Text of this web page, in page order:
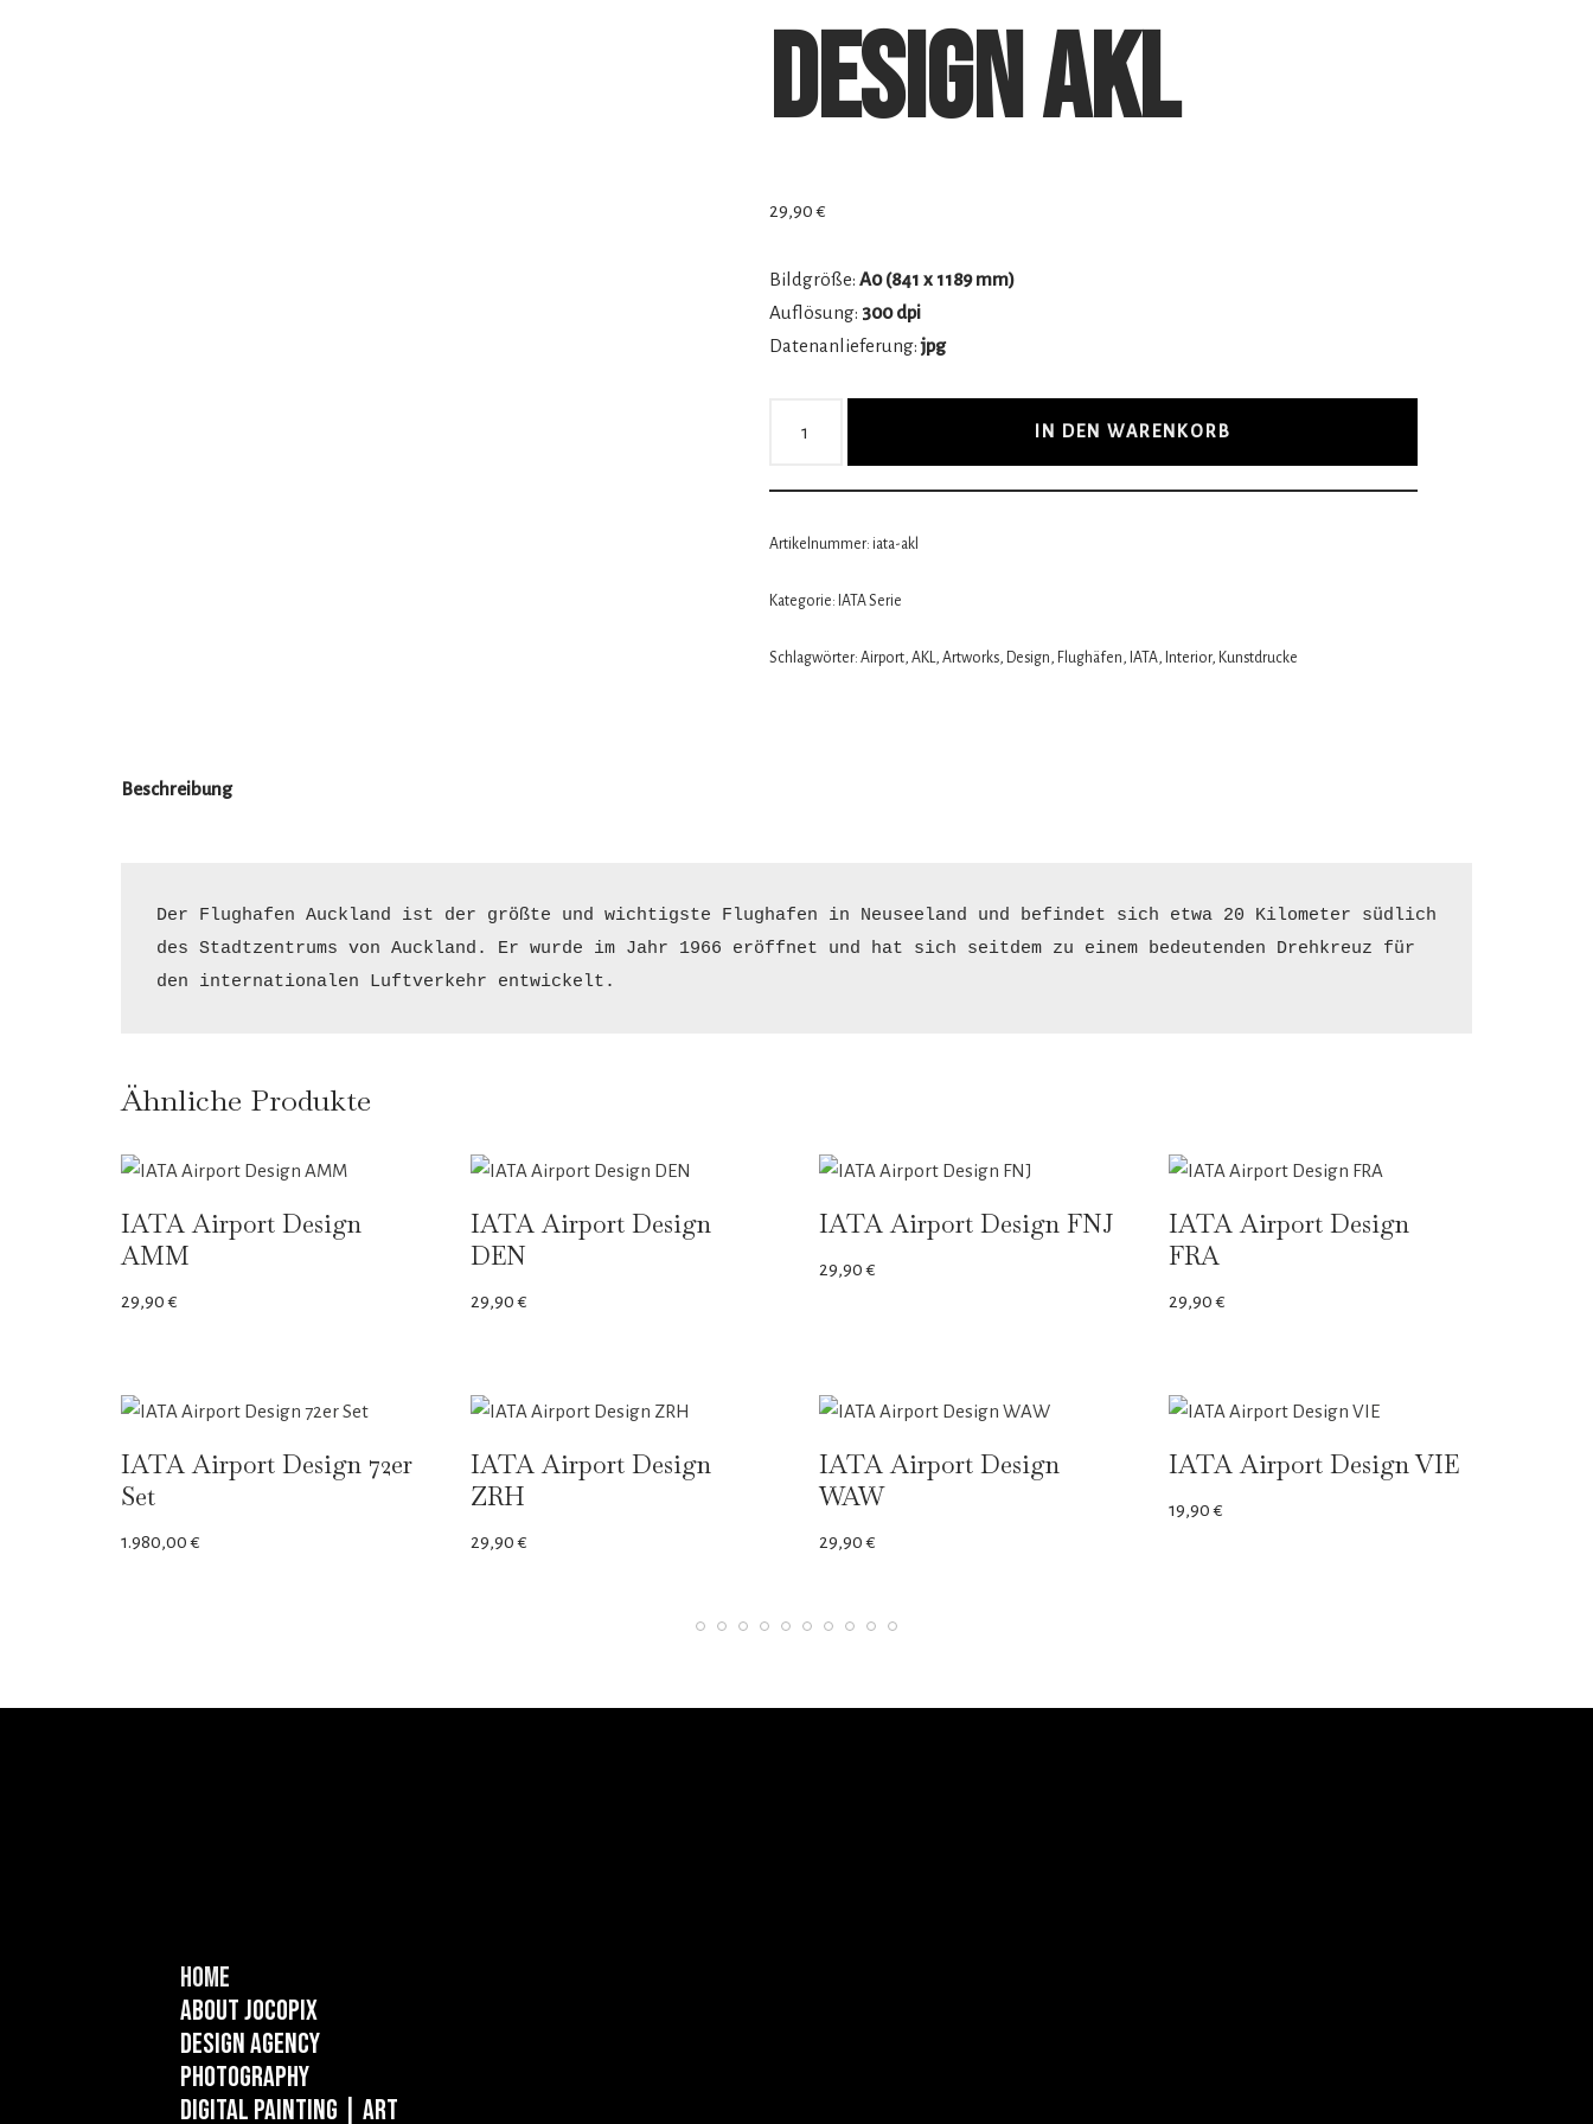
Design AKL
29,90€
Bildgröße:A0 (841 x 1189 mm)
Auflösung: 300 dpi
Datenanlieferung:jpg
IN DEN WARENKORB
Artikelnummer: iata-akl
Kategorie: IATA Serie
Schlagwörter:Airport,AKL,Artworks, Design, Flughäfen, IATA, Interior, Kunstdrucke
Beschreibung
Der Flughafen Auckland ist der größte und wichtigste Flughafen in Neuseeland und befindet sich etwa 20 Kilometer südlich
des Stadtzentrums von Auckland. Er wurde im Jahr 1966 eröffnet und hat sich seitdem zu einem bedeutenden Drehkreuz für
den internationalen Luftverkehr entwickelt.
Ähnliche Produkte
IATA Airport Design
AMM
29,90€
IATA Airport Design
DEN
29,90€
IATA Airport Design FNJ
29,90€
IATA Airport Design
FRA
29,90€
IATA Airport Design 72er
Set
1.980,00€
IATA Airport Design
ZRH
29,90€
IATA Airport Design
WAW
29,90€
IATA Airport Design VIE
19,90€
Home
About Jocopix
Design Agency
Photography
Digital Painting | ART